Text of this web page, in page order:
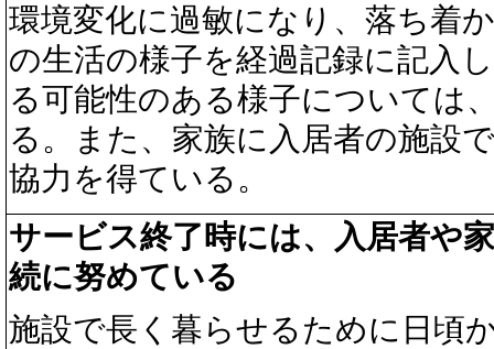
環境変化に過敏になり、落ち着
の生活の様子を経過記録に記入
る可能性のある様子については
る。また、家族に入居者の施設
協力を得ている。
サービス終了時には、入居者や
続に努めている
施設で長く暮らせるために日頃